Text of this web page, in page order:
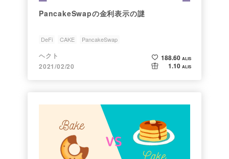
PancakeSwapの金利表示の謎
DeFi CAKE PancakeSwap
ヘクト
2021/02/20
188.60 ALIS
1.10 ALIS